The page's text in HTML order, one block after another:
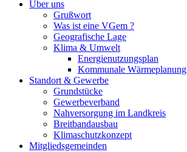
Über uns
Grußwort
Was ist eine VGem ?
Geografische Lage
Klima & Umwelt
Energienutzungsplan
Kommunale Wärmeplanung
Standort & Gewerbe
Grundstücke
Gewerbeverband
Nahversorgung im Landkreis
Breitbandausbau
Klimaschutzkonzept
Mitgliedsgemeinden